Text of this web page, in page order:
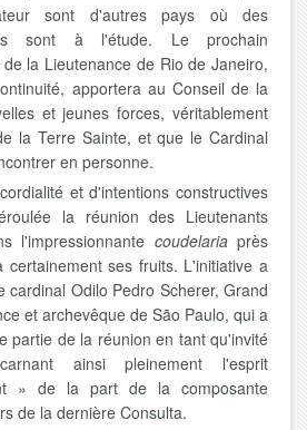
sont d'autres pays où des
sont à l'étude. Le prochain
la Lieutenance de Rio de Janeiro,
apportera au Conseil de la
et jeunes forces, véritablement
la Terre Sainte, et que le Cardinal
en personne.
et d'intentions constructives
la réunion des Lieutenants
l'impressionnante coudelariaprès
certainement ses fruits. L'initiative a
cardinal Odilo Pedro Scherer, Grand
et archevêque de São Paulo, qui a
partie de la réunion en tant qu'invité
ainsi pleinement l'esprit
» de la part de la composante
de la dernière Consulta.